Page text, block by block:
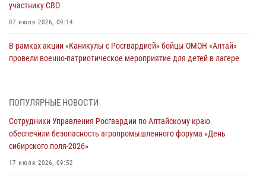
участнику СВО
07 июля 2026, 09:14
В рамках акции «Каникулы с Росгвардией» бойцы ОМОН «Алтай»
провели военно-патриотическое мероприятие для детей в лагере
акции «Коробка храбрости»
Сотрудники Росгвардии провели встречу с юными пограничниками
ПОПУЛЯРНЫЕ НОВОСТИ
Сотрудники Управления Росгвардии по Алтайскому краю
обеспечили безопасность агропромышленного форума «День
сибирского поля-2026»
17 июля 2026, 09:52